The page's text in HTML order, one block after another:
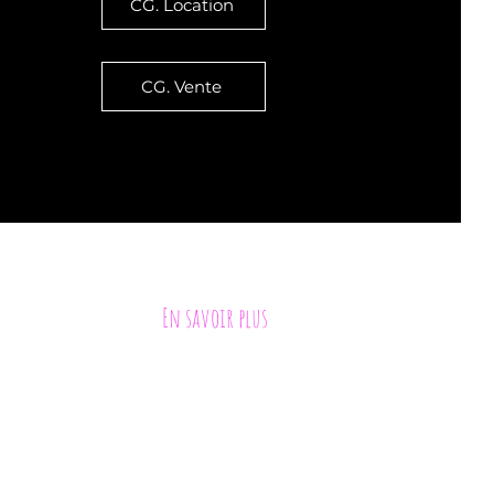
CG. Location
CG. Vente
En savoir plus